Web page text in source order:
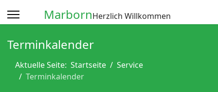
MarbornHerzlich Willkommen
Terminkalender
Aktuelle Seite: Startseite
Service
Terminkalender